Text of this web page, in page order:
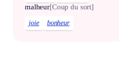
malheur[Coup du sort]
joie bonheur